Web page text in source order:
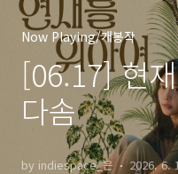
Now Playing/개봉작
[06.17] 현
다솜
by indiespace_은 2026. 6.